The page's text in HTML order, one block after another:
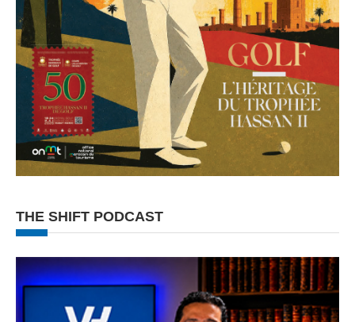
THE SHIFT PODCAST